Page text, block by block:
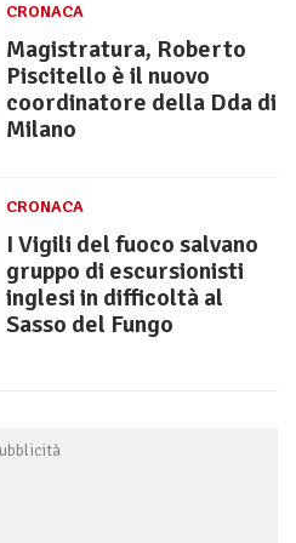
CRONACA
Magistratura, Roberto
Piscitello è il nuovo
coordinatore della Dda di
Milano
CRONACA
I Vigili del fuoco salvano
gruppo di escursionisti
inglesi in difficoltà al
Sasso del Fungo